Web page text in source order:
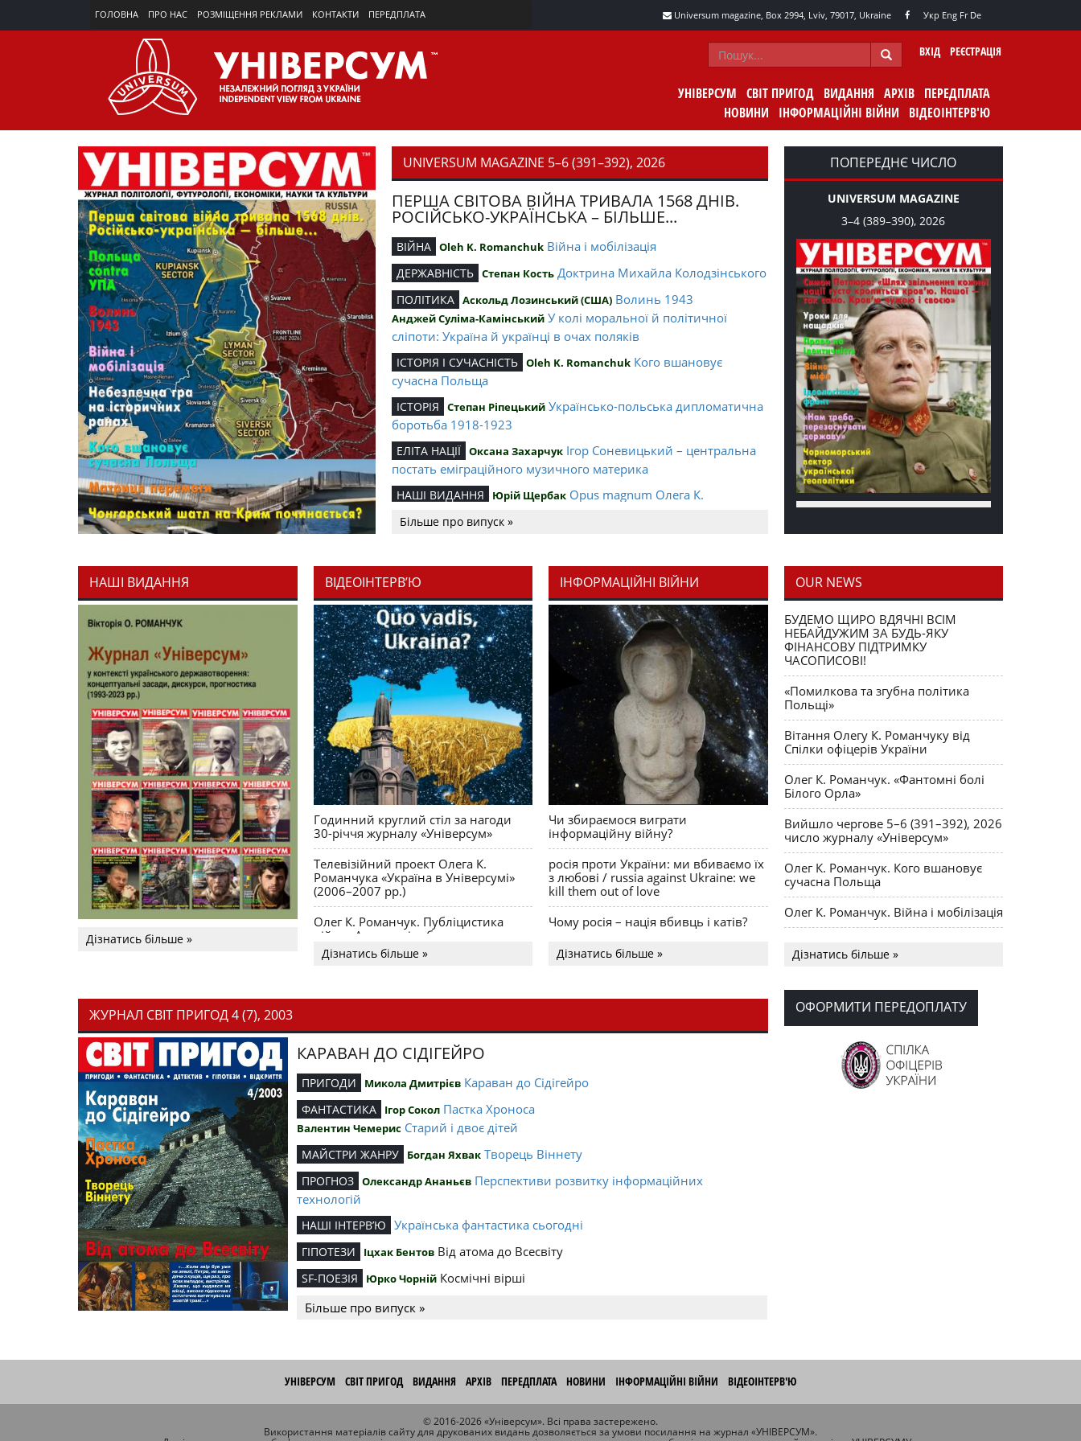
ГОЛОВНА ПРО НАС РОЗМІЩЕННЯ РЕКЛАМИ КОНТАКТИ ПЕРЕДПЛАТА Universum magazine, Box 2994, Lviv, 79017, Ukraine Укр Eng Fr De
ВХІД РЕЄСТРАЦІЯ
УНІВЕРСУМ СВІТ ПРИГОД ВИДАННЯ АРХІВ ПЕРЕДПЛАТА
НОВИНИ
ІНФОРМАЦІЙНІ ВІЙНИ ВІДЕОІНТЕРВ'Ю
UNIVERSUM MAGAZINE 5–6 (391–392), 2026
ПЕРША СВІТОВА ВІЙНА ТРИВАЛА 1568 ДНІВ.
РОСІЙСЬКО-УКРАЇНСЬКА – БІЛЬШЕ...
ВІЙНА Oleh K. Romanchuk Війна і мобілізація
ДЕРЖАВНІСТЬ Степан Кость Доктрина Михайла Колодзінського
ПОЛІТИКА Аскольд Лозинський (США) Волинь 1943
Анджей Суліма-Камінський У колі моральної й політичної
сліпоти: Україна й українці в очах поляків
ІСТОРІЯ І СУЧАСНІСТЬ Oleh K. Romanchuk Кого вшановує
сучасна Польща
ІСТОРІЯ Степан Ріпецький Українсько-польська дипломатична
боротьба 1918-1923
ЕЛІТА НАЦІЇ Оксана Захарчук Ігор Соневицький – центральна
постать еміграційного музичного материка
НАШІ ВИДАННЯ Юрій Щербак Opus magnum Олега К.
Романчука
Editorial
Журавель і синиця як уособлення
української політстратегії й тактики
Більше про випуск »
ПОПЕРЕДНЄ ЧИСЛО
UNIVERSUM MAGAZINE
3–4 (389–390), 2026
НАШІ ВИДАННЯ
Дізнатись більше »
ВІДЕОІНТЕРВ’Ю
Годинний круглий стіл за нагоди
30-річчя журналу «Універсум»
Телевізійний проект Олега К.
Романчука «Україна в Універсумі»
(2006–2007 рр.)
Олег К. Романчук. Публіцистика
війни. Акценти і табу
Дізнатись більше »
ІНФОРМАЦІЙНІ ВІЙНИ
Чи збираємося виграти
інформаційну війну?
росія проти України: ми вбиваємо їх
з любові / russia against Ukraine: we
kill them out of love
Чому росія – нація вбивць і катів?
Дізнатись більше »
OUR NEWS
БУДЕМО ЩИРО ВДЯЧНІ ВСІМ
НЕБАЙДУЖИМ ЗА БУДЬ-ЯКУ
ФІНАНСОВУ ПІДТРИМКУ
ЧАСОПИСОВІ!
«Помилкова та згубна політика
Польщі»
Вітання Олегу К. Романчуку від
Спілки офіцерів України
Олег К. Романчук. «Фантомні болі
Білого Орла»
Вийшло чергове 5–6 (391–392), 2026
число журналу «Універсум»
Олег К. Романчук. Кого вшановує
сучасна Польща
Олег К. Романчук. Війна і мобілізація
долучилися до найбільшої
День Вишиванки в Норт Порті
OPUS MAGNUM Олега К. Романчука
Дізнатись більше »
ЖУРНАЛ СВІТ ПРИГОД 4 (7), 2003
КАРАВАН ДО СІДІГЕЙРО
ПРИГОДИ Микола Дмитрієв Караван до Сідігейро
ФАНТАСТИКА Ігор Сокол Пастка Хроноса
Валентин Чемерис Старий і двоє дітей
МАЙСТРИ ЖАНРУ Богдан Яхвак Творець Віннету
ПРОГНОЗ Олександр Ананьєв Перспективи розвитку інформаційних
технологій
НАШІ ІНТЕРВ’Ю Українська фантастика сьогодні
ГІПОТЕЗИ Іцхак Бентов Від атома до Всесвіту
SF-ПОЕЗІЯ Юрко Чорній Космічні вірші
Більше про випуск »
ОФОРМИТИ ПЕРЕДОПЛАТУ
УНІВЕРСУМ СВІТ ПРИГОД ВИДАННЯ АРХІВ ПЕРЕДПЛАТА НОВИНИ ІНФОРМАЦІЙНІ ВІЙНИ ВІДЕОІНТЕРВ'Ю
© 2016-2026 «Універсум». Всі права застережено.
Використання матеріалів сайту для друкованих видань дозволяється за умови посилання на журнал «УНІВЕРСУМ».